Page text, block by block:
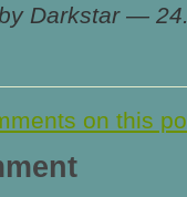
Darkstar —
on this